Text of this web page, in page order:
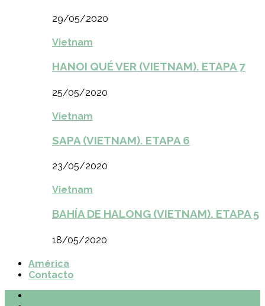
29/05/2020
Vietnam
HANOI QUÉ VER (VIETNAM). ETAPA 7
25/05/2020
Vietnam
SAPA (VIETNAM). ETAPA 6
23/05/2020
Vietnam
BAHÍA DE HALONG (VIETNAM). ETAPA 5
18/05/2020
América
Contacto